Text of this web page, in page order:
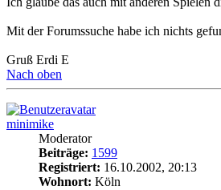
Mit der Forumssuche habe ich nichts
Gruß Erdi E
Nach oben
minimike
Moderator
Beiträge: 1599
Registriert: 16.10.2002, 20:13
Wohnort: Köln